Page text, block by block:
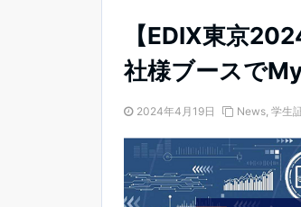
【EDIX東京
社様ブースで
2024年4月19日 News, 学生